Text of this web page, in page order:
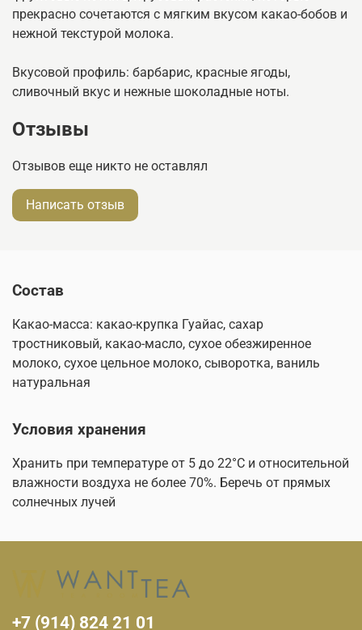
прекрасно сочетаются с мягким вкусом какао-бобов и
нежной текстурой молока.
Вкусовой профиль: барбарис, красные ягоды,
сливочный вкус и нежные шоколадные ноты.
Отзывы
Отзывов еще никто не оставлял
Написать отзыв
Состав
Какао-масса: какао-крупка Гуайас, сахар
тростниковый, какао-масло, сухое обезжиренное
молоко, сухое цельное молоко, сыворотка, ваниль
натуральная
Условия хранения
Хранить при температуре от 5 до 22°С и относительной
влажности воздуха не более 70%. Беречь от прямых
солнечных лучей
+7 (914) 824 21 01